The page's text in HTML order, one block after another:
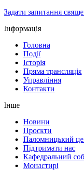
Задати запитання
Інформація
Головна
Події
Історія
Пряма трансляція
Управління
Контакти
Інше
Новини
Проєкти
Паломницький
Підтримати нас
Кафедральний
Монастирі